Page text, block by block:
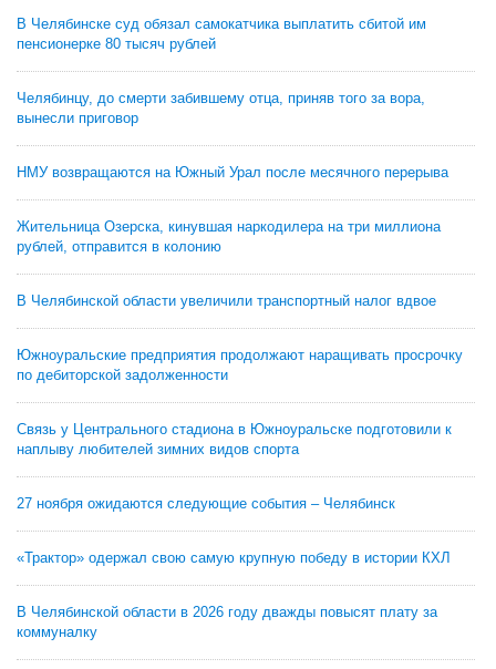
В Челябинске суд обязал самокатчика выплатить сбитой им
пенсионерке 80 тысяч рублей
Челябинцу, до смерти забившему отца, приняв того за вора,
вынесли приговор
НМУ возвращаются на Южный Урал после месячного перерыва
Жительница Озерска, кинувшая наркодилера на три миллиона
рублей, отправится в колонию
В Челябинской области увеличили транспортный налог вдвое
Южноуральские предприятия продолжают наращивать просрочку
по дебиторской задолженности
Связь у Центрального стадиона в Южноуральске подготовили к
наплыву любителей зимних видов спорта
27 ноября ожидаются следующие события – Челябинск
«Трактор» одержал свою самую крупную победу в истории КХЛ
В Челябинской области в 2026 году дважды повысят плату за
коммуналку